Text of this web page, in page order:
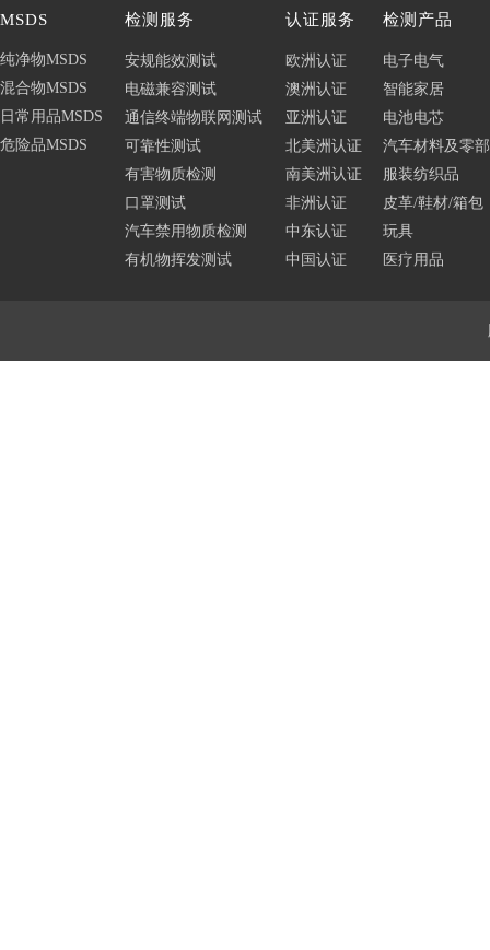
MSDS
纯净物MSDS
混合物MSDS
日常用品MSDS
危险品MSDS
检测服务
安规能效测试
电磁兼容测试
通信终端物联网测试
可靠性测试
有害物质检测
口罩测试
汽车禁用物质检测
有机物挥发测试
认证服务
欧洲认证
澳洲认证
亚洲认证
北美洲认证
南美洲认证
非洲认证
中东认证
中国认证
检测产品
电子电气
智能家居
电池电芯
汽车材料及零
服装纺织品
皮革/鞋材/箱包
玩具
医疗用品